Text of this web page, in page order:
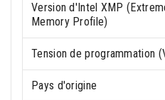
Version d'Intel XMP
Memory Profile)
Tension de programmation
Pays d'origine